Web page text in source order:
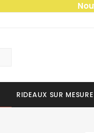
RIDEAUX SUR MESURE